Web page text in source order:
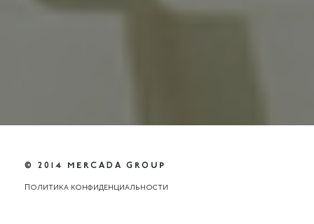
© 2014 MERCADA GROUP
Политика конфиденциальности